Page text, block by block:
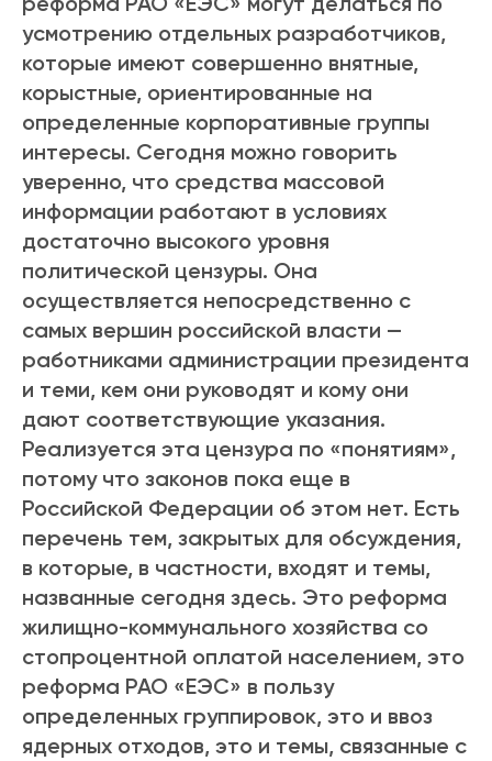
усмотрению отдельных разработчиков,
которые имеют совершенно внятные,
корыстные, ориентированные на
определенные корпоративные группы
интересы. Сегодня можно говорить
уверенно, что средства массовой
информации работают в условиях
достаточно высокого уровня
политической цензуры. Она
осуществляется непосредственно с
самых вершин российской власти —
работниками администрации президента
и теми, кем они руководят и кому они
дают соответствующие указания.
Реализуется эта цензура по «понятиям»,
потому что законов пока еще в
Российской Федерации об этом нет. Есть
перечень тем, закрытых для обсуждения,
в которые, в частности, входят и темы,
названные сегодня здесь. Это реформа
жилищно-коммунального хозяйства со
стопроцентной оплатой населением, это
реформа РАО «ЕЭС» в пользу
определенных группировок, это и ввоз
ядерных отходов, это и темы, связанные с